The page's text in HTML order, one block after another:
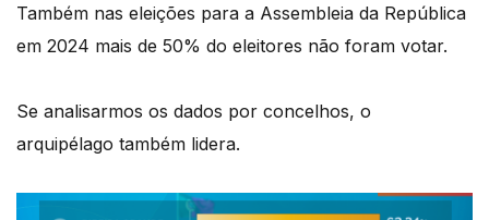
Também nas eleições para a Assembleia da República
em 2024 mais de 50% do eleitores não foram votar.
Se analisarmos os dados por concelhos, o
arquipélago também lidera.